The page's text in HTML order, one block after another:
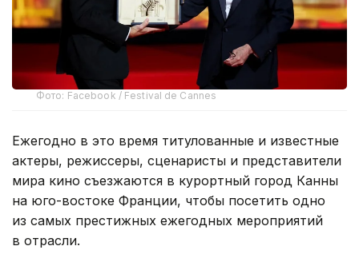
Фото: Facebook / Festival de Cannes
Ежегодно в это время титулованные и известные
актеры, режиссеры, сценаристы и представители
мира кино съезжаются в курортный город Канны
на юго-востоке Франции, чтобы посетить одно
из самых престижных ежегодных мероприятий
в отрасли.